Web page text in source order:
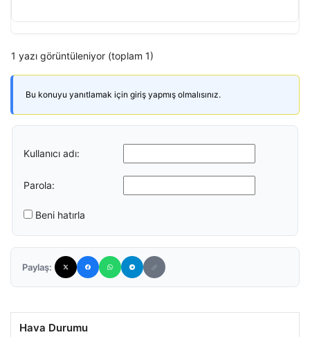
1 yazı görüntüleniyor (toplam 1)
Bu konuyu yanıtlamak için giriş yapmış olmalısınız.
Kullanıcı adı:
Parola:
Beni hatırla
Paylaş:
Hava Durumu